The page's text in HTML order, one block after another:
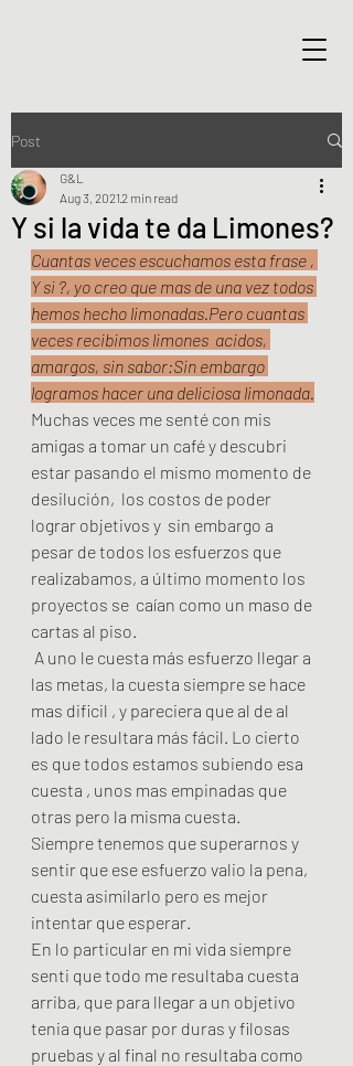
Post
Y si la vida te da Limones?
G&L
Aug 3, 20212 min read
Cuantas veces escuchamos esta frase ,
Y si ?, yo creo que mas de una vez todos
hemos hecho limonadas.Pero cuantas
veces recibimos limones  acidos,
amargos, sin sabor:Sin embargo
logramos hacer una deliciosa limonada.
Muchas veces me senté con mis
amigas a tomar un café y descubri
estar pasando el mismo momento de
desilución,  los costos de poder
lograr objetivos y  sin embargo a
pesar de todos los esfuerzos que
realizabamos, a último momento los
proyectos se  caían como un maso de
cartas al piso.
las metas, la cuesta siempre se hace
mas dificil , y pareciera que al de al
lado le resultara más fácil. Lo cierto
es que todos estamos subiendo esa
cuesta , unos mas empinadas que
otras pero la misma cuesta.
Siempre tenemos que superarnos y
sentir que ese esfuerzo valio la pena,
cuesta asimilarlo pero es mejor
intentar que esperar.
En lo particular en mi vida siempre
senti que todo me resultaba cuesta
arriba, que para llegar a un objetivo
tenia que pasar por duras y filosas
pruebas y al final no resultaba como